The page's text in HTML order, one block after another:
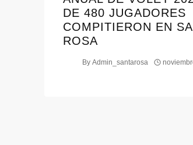
DE 480 JUGADORES
COMPITIERON EN
ROSA
By Admin_santarosa